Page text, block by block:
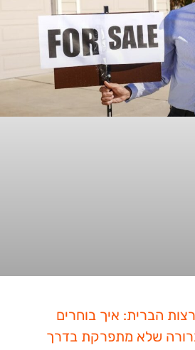
הברית: איך בוחרים
שלא מתפרקת בדרך